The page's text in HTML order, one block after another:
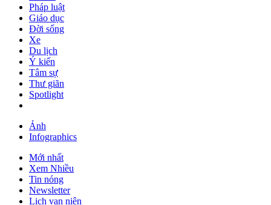
Pháp luật
Giáo dục
Đời sống
Xe
Du lịch
Ý kiến
Tâm sự
Thư giãn
Spotlight
Ảnh
Infographics
Mới nhất
Xem Nhiều
Tin nóng
Newsletter
Lịch vạn niên